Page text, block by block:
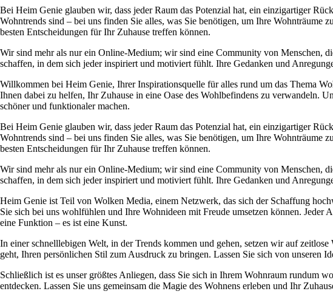
Bei Heim Genie glauben wir, dass jeder Raum das Potenzial hat, ein einzigartiger
Wohntrends sind – bei uns finden Sie alles, was Sie benötigen, um Ihre
besten Entscheidungen für Ihr Zuhause treffen können.
Wir sind mehr als nur ein Online-Medium; wir sind eine Community von Menschen,
schaffen, in dem sich jeder inspiriert und motiviert fühlt. Ihre Gedanken und
Willkommen bei Heim Genie, Ihrer Inspirationsquelle für alles rund um das Thema
Ihnen dabei zu helfen, Ihr Zuhause in eine Oase des Wohlbefindens zu verwandeln.
schöner und funktionaler machen.
Bei Heim Genie glauben wir, dass jeder Raum das Potenzial hat, ein einzigartiger
Wohntrends sind – bei uns finden Sie alles, was Sie benötigen, um Ihre
besten Entscheidungen für Ihr Zuhause treffen können.
Wir sind mehr als nur ein Online-Medium; wir sind eine Community von Menschen,
schaffen, in dem sich jeder inspiriert und motiviert fühlt. Ihre Gedanken und
Heim Genie ist Teil von Wolken Media, einem Netzwerk, das sich der Schaffung
Sie sich bei uns wohlfühlen und Ihre Wohnideen mit Freude umsetzen können.
eine Funktion – es ist eine Kunst.
In einer schnelllebigen Welt, in der Trends kommen und gehen, setzen wir auf
geht, Ihren persönlichen Stil zum Ausdruck zu bringen. Lassen Sie sich von unseren
Schließlich ist es unser größtes Anliegen, dass Sie sich in Ihrem Wohnraum rundum
entdecken. Lassen Sie uns gemeinsam die Magie des Wohnens erleben und Ihr